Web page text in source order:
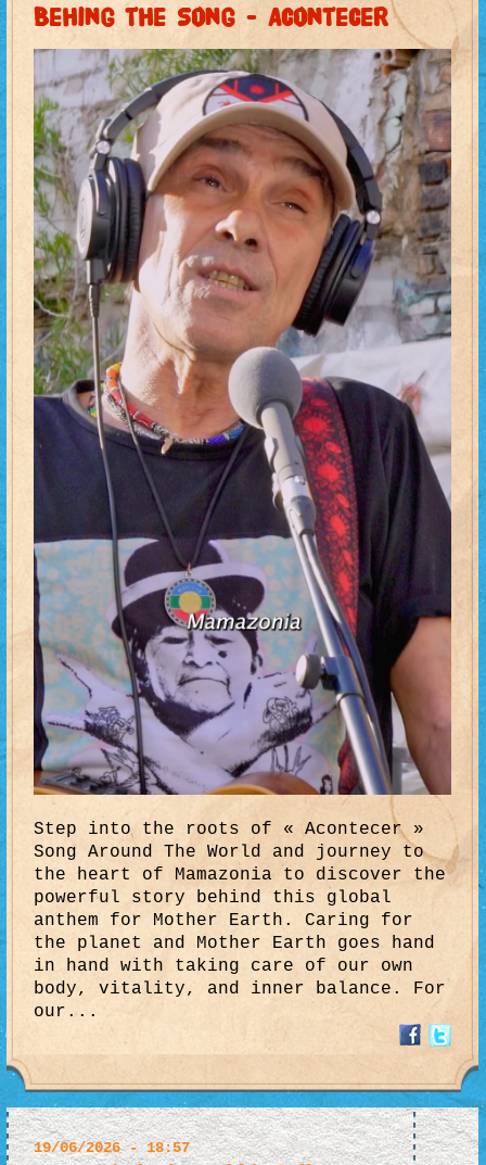
Behing the Song - Acontecer
Step into the roots of « Acontecer »
Song Around The World and journey to
the heart of Mamazonia to discover the
powerful story behind this global
anthem for Mother Earth. Caring for
the planet and Mother Earth goes hand
in hand with taking care of our own
body, vitality, and inner balance. For
our...
19/06/2026 - 18:57